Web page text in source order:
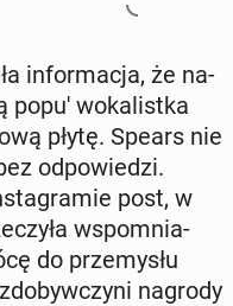
in­for­ma­cja, że na­
popu' wo­ka­list­ka
płytę. Spears nie
od­po­wie­dzi.
post, w
wspo­mnia­
do prze­my­słu
nagrody